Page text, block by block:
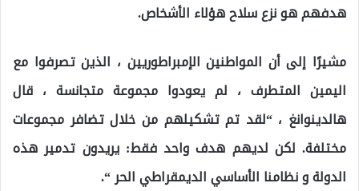
هدفهم هو نزع سلاح هؤلاء الأشخاص.
مشيرًا إلى أن المواطنين الإمبراطوريين ، الذين تصرفوا مع
اليمين المتطرف ، لم يعودوا مجموعة متجانسة ، قال
هالدينوانغ ، “لقد تم تشكيلهم من خلال تضافر مجموعات
مختلفة. لكن لديهم هدف واحد فقط: يريدون تدمير هذه
الدولة و نظامنا الأساسي الديمقراطي الحر “.